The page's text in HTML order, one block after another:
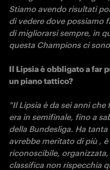
Stiamo avendo risultati
di vedere dove possiamo
di migliorarsi sempre, in
questa Champions ci
Il Lipsia è obbligato a far
un piano tattico?
"Il Lipsia è da sei anni
era in semifinale, fino a
della Bundesliga. Ha
avrebbe meritato di più ,
riconoscibile,
classifica non rispecchia